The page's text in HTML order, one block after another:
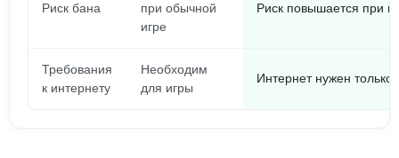
Риск бана
при обычной
игре
Риск повышается при
Требования
к интернету
Необходим
для игры
Интернет нужен только